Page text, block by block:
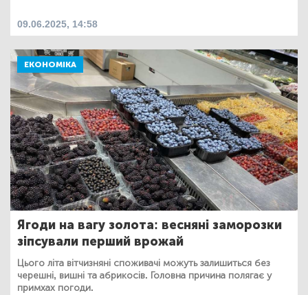
09.06.2025, 14:58
ЕКОНОМІКА
Ягоди на вагу золота: весняні заморозки
зіпсували перший врожай
Цього літа вітчизняні споживачі можуть залишиться без
черешні, вишні та абрикосів. Головна причина полягає у
примхах погоди.